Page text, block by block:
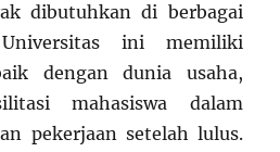
dibutuhkan di berbagai
ini memiliki
dengan dunia usaha,
mahasiswa dalam
pekerjaan setelah lulus.